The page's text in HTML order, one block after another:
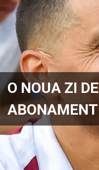
O NOUA ZI